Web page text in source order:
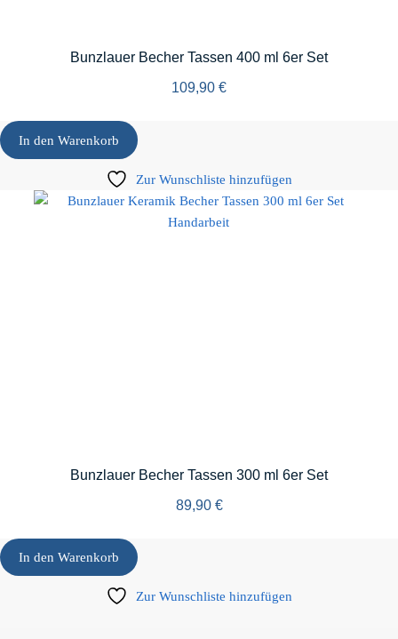
Bunzlauer Becher Tassen 400 ml 6er Set
109,90 €
In den Warenkorb
Zur Wunschliste hinzufügen
Bunzlauer Becher Tassen 300 ml 6er Set
89,90 €
In den Warenkorb
Zur Wunschliste hinzufügen